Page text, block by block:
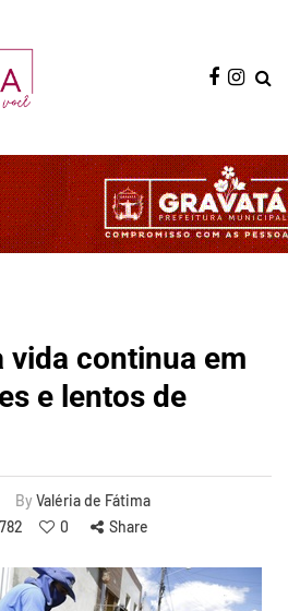
vida continua em
e lentos de
By Valéria de Fátima
782 0 Share